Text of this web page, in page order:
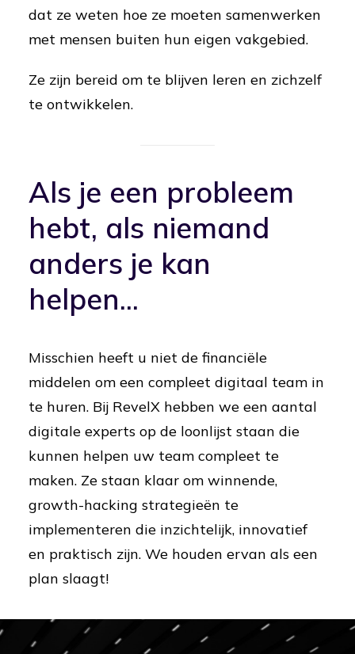
dat ze weten hoe ze moeten samenwerken
met mensen buiten hun eigen vakgebied.
Ze zijn bereid om te blijven leren en zichzelf
te ontwikkelen.
Als je een probleem
hebt, als niemand
anders je kan
helpen...
Misschien heeft u niet de financiële
middelen om een compleet digitaal team in
te huren. Bij RevelX hebben we een aantal
digitale experts op de loonlijst staan die
kunnen helpen uw team compleet te
maken. Ze staan klaar om winnende,
growth-hacking strategieën te
implementeren die inzichtelijk, innovatief
en praktisch zijn. We houden ervan als een
plan slaagt!